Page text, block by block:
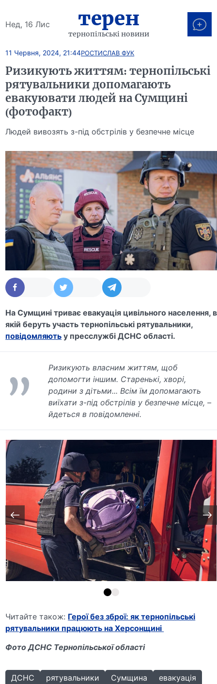
Нед, 16 Лис терен
тернопільські новини
11 Червня, 2024, 21:44РОСТИСЛАВ ФУК
Ризикують життям: тернопільські
рятувальники допомагають
евакуювати людей на Сумщині
(фотофакт)
Людей вивозять з-під обстрілів у безпечне місце
На Сумщині триває евакуація цивільного населення, в
якій беруть участь тернопільські рятувальники,
повідомляють у пресслужбі ДСНС області.
Ризикують власним життям, щоб
допомогти іншим. Старенькі, хворі,
родини з дітьми... Всім їм допомагають
виїхати з-під обстрілів у безпечне місце, –
йдеться в повідомленні.
Читайте також: Герої без зброї: як тернопільські
рятувальники працюють на Херсонщині
Фото ДСНС Тернопільської області
ДСНС рятувальники Сумщина евакуація